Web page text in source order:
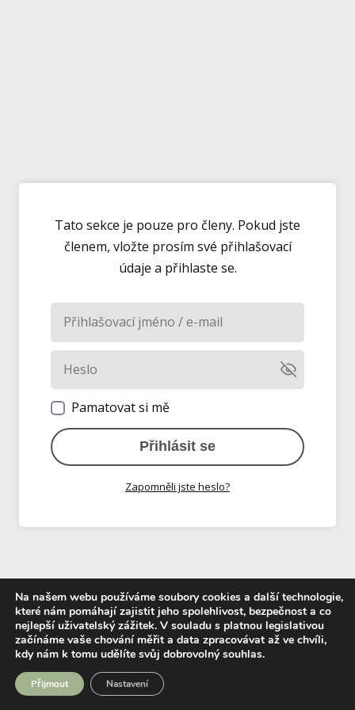
Tato sekce je pouze pro členy. Pokud jste
členem, vložte prosím své přihlašovací
údaje a přihlaste se.
Pamatovat si mě
Přihlásit se
Zapomněli jste heslo?
Na našem webu používáme soubory cookies a další technologie,
které nám pomáhají zajistit jeho spolehlivost, bezpečnost a co
nejlepší uživatelský zážitek. V souladu s platnou legislativou
začínáme vaše chování měřit a data zpracovávat až ve chvíli,
kdy nám k tomu udělíte svůj dobrovolný souhlas.
Přijmout Nastavení